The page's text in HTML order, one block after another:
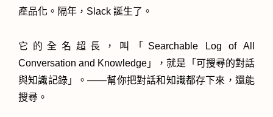
產品化。隔年，Slack 誕生了。
它的全名超長，叫「Searchable Log of All
Conversation and Knowledge」，就是「可搜尋的對話
與知識記錄」。——幫你把對話和知識都存下來，還能
搜尋。